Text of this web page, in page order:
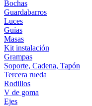
Bochas
Guardabarros
Luces
Guías
Masas
Kit instalación
Grampas
Soporte, Cadena, Tapón
Tercera rueda
Rodillos
V de goma
Ejes